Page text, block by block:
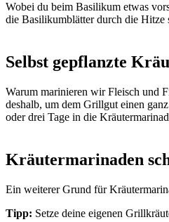
Wobei du beim Basilikum etwas
die Basilikumblätter durch die Hitze
Selbst gepflanzte
Warum marinieren wir Fleisch und
deshalb, um dem Grillgut einen
oder drei Tage in die
Kräutermarinaden
Ein weiterer Grund für
Tipp: Setze deine eigenen